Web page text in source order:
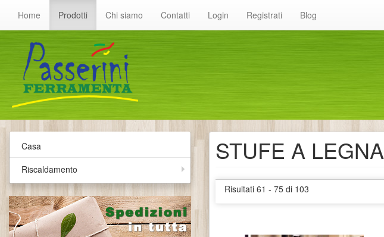
Home Prodotti Chi siamo Contatti Login Registrati Blog
Casa
Riscaldamento
STUFE A LEGNA
Risultati 61 - 75 di 103